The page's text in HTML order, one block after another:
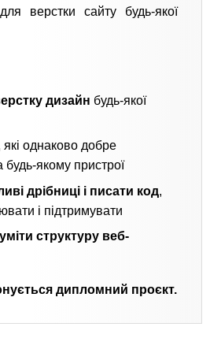
верстки сайту будь-якої
дизайн будь-якої
які однаково добре
якому пристрої
дрібниці і писати код,
і підтримувати
структуру веб-
дипломний проєкт.